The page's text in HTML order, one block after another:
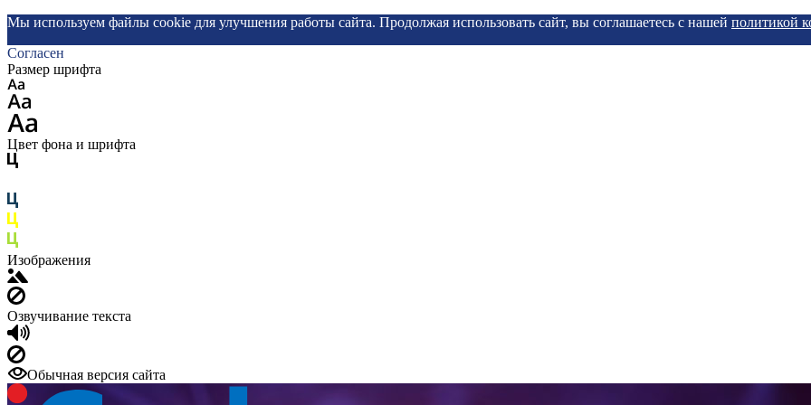
Мы используем файлы cookie для улучшения работы сайта. Продолжая использовать сайт, вы соглашаетесь с нашей политикой
Согласен
Размер шрифта
Цвет фона и шрифта
Изображения
Озвучивание текста
Обычная версия сайта